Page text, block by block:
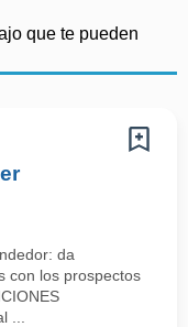
que te pueden
da
con los prospectos
...